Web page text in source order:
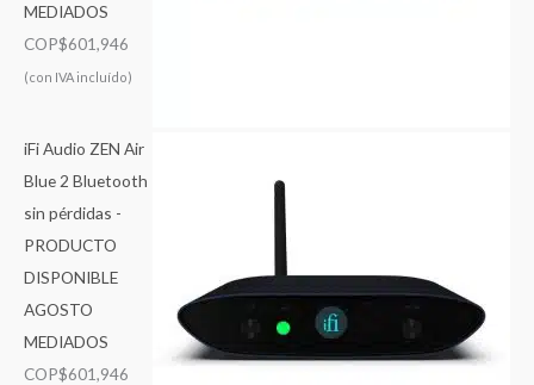
MEDIADOS
COP$601,946
(con IVA incluído)
iFi Audio ZEN Air
Blue 2 Bluetooth
sin pérdidas -
PRODUCTO
DISPONIBLE
AGOSTO
MEDIADOS
COP$601,946